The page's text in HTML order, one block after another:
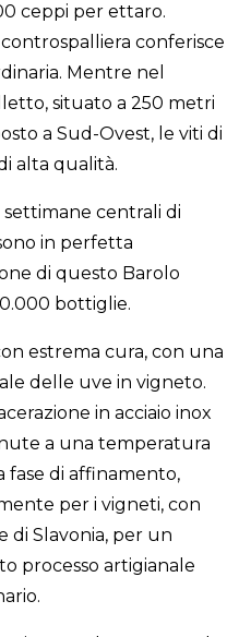
ceppi per ettaro.
conferisce
Mentre nel
situato a 250 metri
a Sud-Ovest, le viti di
alta qualità.
settimane centrali di
in perfetta
di questo Barolo
bottiglie.
estrema cura, con una
delle uve in vigneto.
in acciaio inox
a una temperatura
fase di affinamento,
per i vigneti, con
di Slavonia, per un
processo artigianale